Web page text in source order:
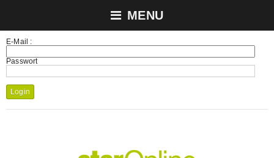
MENU
E-Mail :
Passwort
Login